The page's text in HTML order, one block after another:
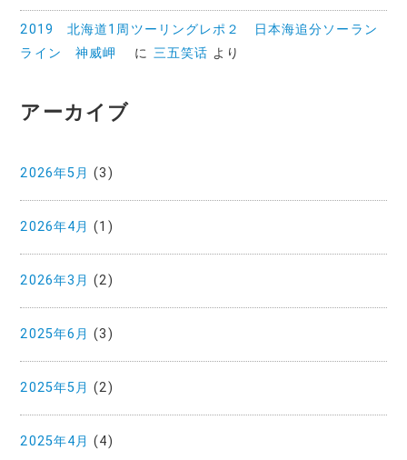
2019 北海道1周ツーリングレポ２ 日本海追分ソーラン
ライン 神威岬
に 三五笑话 より
アーカイブ
2026年5月 (3)
2026年4月 (1)
2026年3月 (2)
2025年6月 (3)
2025年5月 (2)
2025年4月 (4)